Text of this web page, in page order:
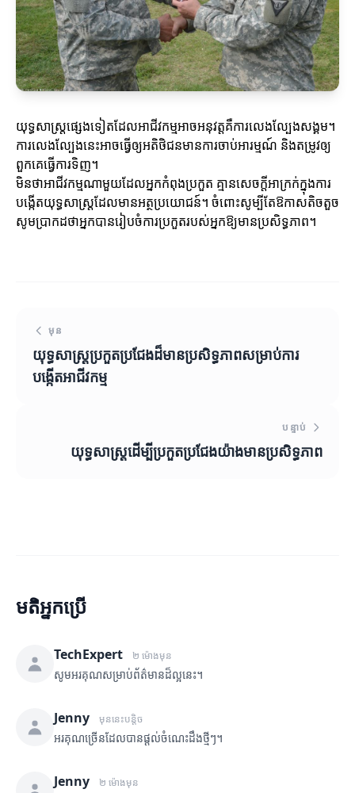
យុទ្ធសាស្ត្រផ្សេងទៀតដែលអាជីវកម្មអាចអនុវត្តគឺការលេងល្បែងសង្គម។
ការលេងល្បែងនេះអាចធ្វើឲ្យអតិថិជនមានការចាប់អារម្មណ៍ និងតម្រូវឲ្យ
ពួកគេធ្វើការទិញ។
មិនថាអាជីវកម្មណាមួយដែលអ្នកកំពុងប្រកួត គ្មានសេចក្តីអាក្រក់ក្នុងការ
បង្កើតយុទ្ធសាស្ត្រដែលមានអត្ថប្រយោជន៍។ ចំពោះសូម្បីតែឱកាសតិចតួច
សូមប្រាកដថាអ្នកបានរៀបចំការប្រកួតរបស់អ្នកឱ្យមានប្រសិទ្ធភាព។
មុន
យុទ្ធសាស្ត្រប្រកួតប្រជែងដ៏មានប្រសិទ្ធភាពសម្រាប់ការ
បង្កើតអាជីវកម្ម
បន្ទាប់
យុទ្ធសាស្ត្រដើម្បីប្រកួតប្រជែងយ៉ាងមានប្រសិទ្ធភាព
មតិអ្នកប្រើ
TechExpert ២ ម៉ោងមុន
សូមអរគុណសម្រាប់ព័ត៌មានដ៏ល្អនេះ។
Jenny មុននេះបន្តិច
អរគុណច្រើនដែលបានផ្តល់ចំណេះដឹងថ្មីៗ។
Jenny ២ ម៉ោងមុន